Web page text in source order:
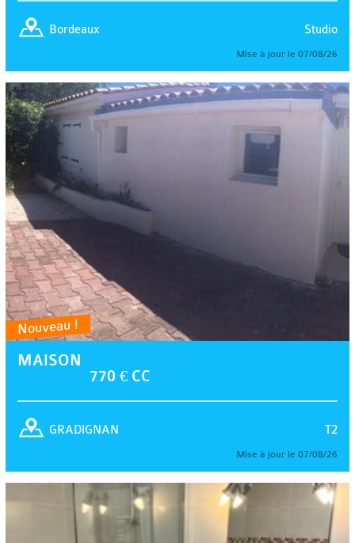
Studio
Bordeaux
Mise à jour le 07/08/26
Nouveau !
MAISON
770 € CC
T2
GRADIGNAN
Mise à jour le 07/08/26